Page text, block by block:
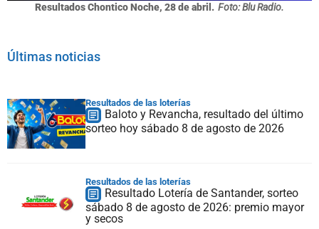
Resultados Chontico Noche, 28 de abril. Foto: Blu Radio.
Últimas noticias
Resultados de las loterías
Baloto y Revancha, resultado del último
sorteo hoy sábado 8 de agosto de 2026
Resultados de las loterías
Resultado Lotería de Santander, sorteo
sábado 8 de agosto de 2026: premio mayor
y secos